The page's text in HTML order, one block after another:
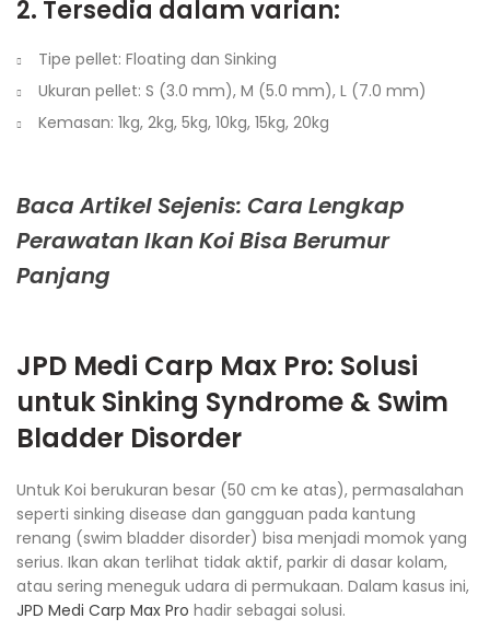
2. Tersedia dalam varian:
Tipe pellet: Floating dan Sinking
Ukuran pellet: S (3.0 mm), M (5.0 mm), L (7.0 mm)
Kemasan: 1kg, 2kg, 5kg, 10kg, 15kg, 20kg
Baca Artikel Sejenis: Cara Lengkap
Perawatan Ikan Koi Bisa Berumur
Panjang
JPD Medi Carp Max Pro: Solusi
untuk Sinking Syndrome & Swim
Bladder Disorder
Untuk Koi berukuran besar (50 cm ke atas), permasalahan
seperti sinking disease dan gangguan pada kantung
renang (swim bladder disorder) bisa menjadi momok yang
serius. Ikan akan terlihat tidak aktif, parkir di dasar kolam,
atau sering meneguk udara di permukaan. Dalam kasus ini,
JPD Medi Carp Max Pro hadir sebagai solusi.